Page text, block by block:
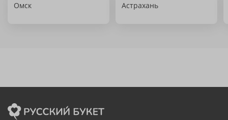
Омск Астрахань